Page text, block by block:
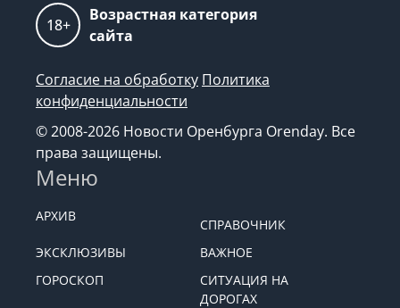
18+
Возрастная категория
сайта
Согласие на обработку Политика
конфиденциальности
© 2008-2026 Новости Оренбурга Orenday. Все
права защищены.
Меню
АРХИВ
СПРАВОЧНИК
ЭКСКЛЮЗИВЫ
ВАЖНОЕ
ГОРОСКОП
СИТУАЦИЯ НА
ДОРОГАХ